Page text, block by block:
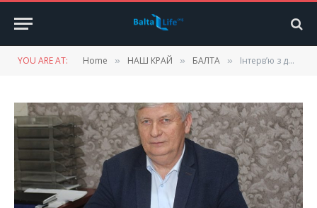
YOU ARE AT: Home » НАШ КРАЙ » БАЛТА » Інтерв’ю з директором КНП «Балтський центр ПМСД» Станіславом Чорним